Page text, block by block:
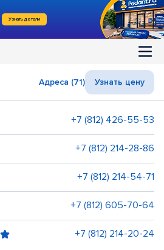
Узнать детали
Адреса (71) Узнать цену
+7 (812) 426-55-53
+7 (812) 214-28-86
+7 (812) 214-54-71
+7 (812) 605-70-64
+7 (812) 214-20-24